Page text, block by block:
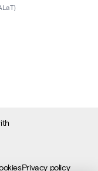
Privacy policy